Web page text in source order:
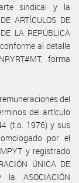
sindical y la
ARTÍCULOS DE
LA REPÚBLICA
al detalle
forma
del
del artículo
(t.o. 1976) y sus
por el
y registrado
ÚNICA DE
ASOCIACIÓN